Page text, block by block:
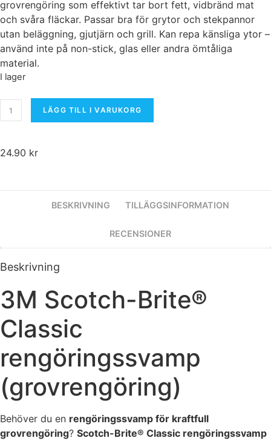
grovrengöring som effektivt tar bort fett, vidbränd mat
och svåra fläckar. Passar bra för grytor och stekpannor
utan beläggning, gjutjärn och grill. Kan repa känsliga ytor –
använd inte på non-stick, glas eller andra ömtåliga
material.
I lager
LÄGG TILL I VARUKORG
24.90 kr
BESKRIVNING TILLÄGGSINFORMATION
RECENSIONER
Beskrivning
3M Scotch-Brite®
Classic
rengöringssvamp
(grovrengöring)
Behöver du en rengöringssvamp för kraftfull
grovrengöring? Scotch-Brite® Classic rengöringssvamp
Dessa kakor
går inte att välja
överhuvudtaget
ska fungera.
För att vi ska
kunna
hemsidans
funktionalitet
och
uppbyggnad,
hur hemsidan
används.